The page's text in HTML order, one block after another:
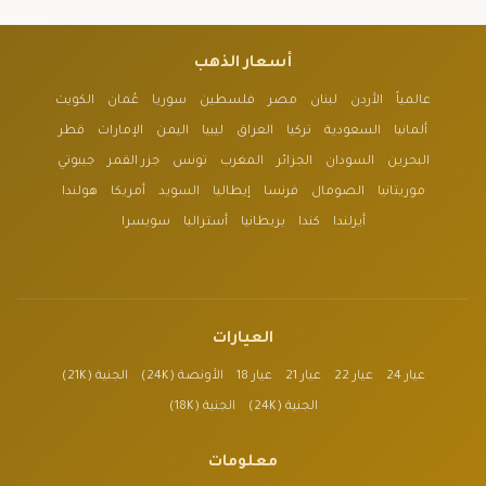
أسعار الذهب
عالمياً الأردن لبنان مصر فلسطين سوريا عُمان الكويت
ألمانيا السعودية تركيا العراق ليبيا اليمن الإمارات قطر
البحرين السودان الجزائر المغرب تونس جزر القمر جيبوتي
موريتانيا الصومال فرنسا إيطاليا السويد أمريكا هولندا
أيرلندا كندا بريطانيا أستراليا سويسرا
العيارات
عيار 24 عيار 22 عيار 21 عيار 18 الأونصة (24K) الجنية (21K)
الجنية (24K) الجنية (18K)
معلومات